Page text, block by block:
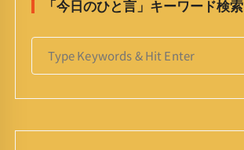
「今日のひと言」キーワード検索
S
r